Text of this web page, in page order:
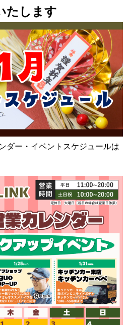
たします
ダー・イベントスケジュールは